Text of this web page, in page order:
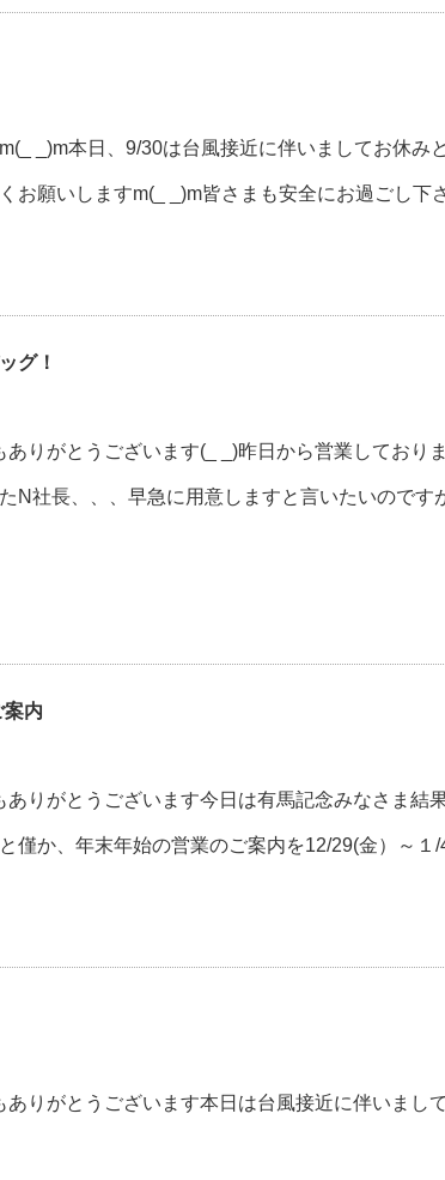
_)m本日、9/30は台風接近に伴いましてお休み
お願いしますm(_ _)m皆さまも安全にお過ごし下
グ！
りがとうございます(_ _)昨日から営業しており
N社長、、、早急に用意しますと言いたいのです
内
りがとうございます今日は有馬記念みなさま結
僅か、年末年始の営業のご案内を12/29(金）～１
りがとうございます本日は台風接近に伴いまし